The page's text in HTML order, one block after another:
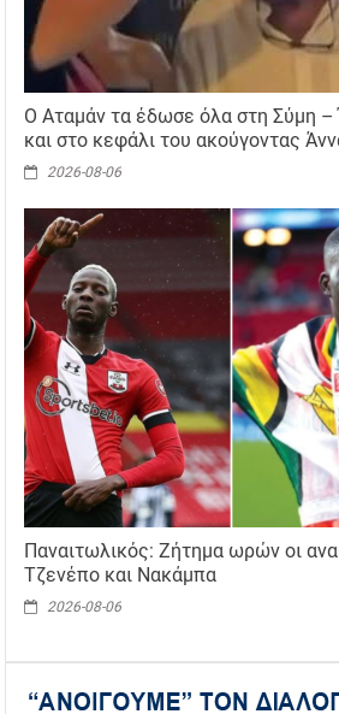
Ο Αταμάν τα έδωσε όλα στη Σύμη –
και στο κεφάλι του ακούγοντας
2026-08-06
Παναιτωλικός: Ζήτημα ωρών οι
Τζενέπο και Νακάμπα
2026-08-06